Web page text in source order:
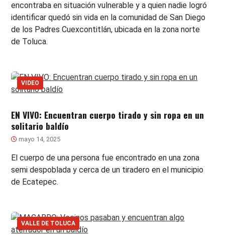
encontraba en situación vulnerable y a quien nadie logró
identificar quedó sin vida en la comunidad de San Diego
de los Padres Cuexcontitlán, ubicada en la zona norte
de Toluca.
VIDEO
EN VIVO: Encuentran cuerpo tirado y sin ropa en un
solitario baldío
mayo 14, 2025
El cuerpo de una persona fue encontrado en una zona
semi despoblada y cerca de un tiradero en el municipio
de Ecatepec.
VALLE DE TOLUCA